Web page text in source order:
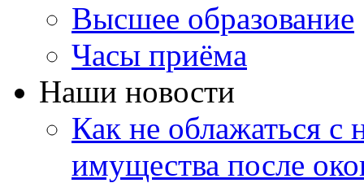
Высшее образование
Часы приёма
Наши новости
Как не облажаться с
имущества после